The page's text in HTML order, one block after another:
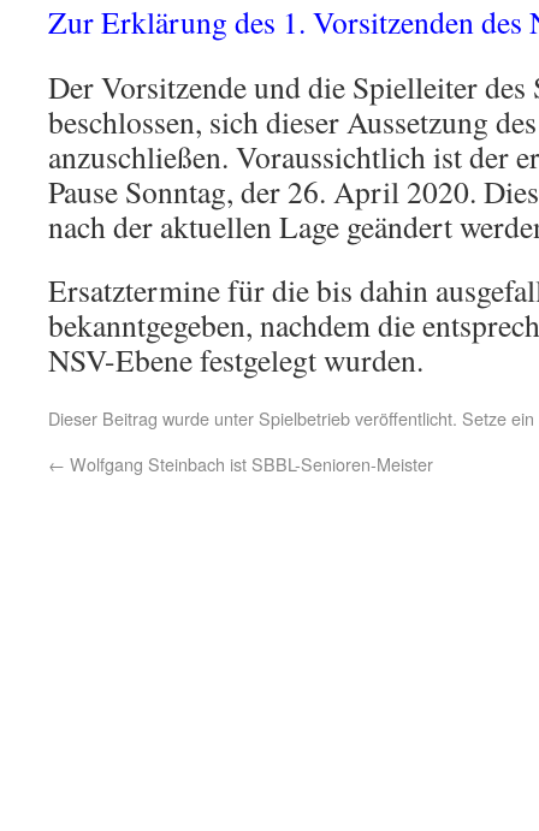
Zur Erklärung des 1. Vorsitzenden des
Der Vorsitzende und die Spielleiter des
beschlossen, sich dieser Aussetzung
anzuschließen. Voraussichtlich ist der
Pause Sonntag, der 26. April 2020.
nach der aktuellen Lage geändert
Ersatztermine für die bis dahin
bekanntgegeben, nachdem die
NSV-Ebene festgelegt wurden.
Dieser Beitrag wurde unter Spielbetriebveröffentlicht. Setze
← Wolfgang Steinbach ist SBBL-Senioren-Meister